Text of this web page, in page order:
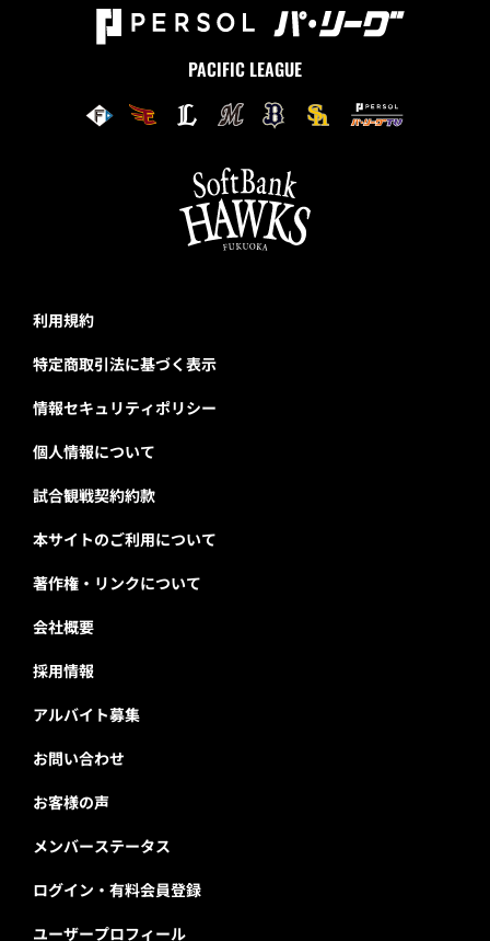
PACIFIC LEAGUE
利用規約
特定商取引法に基づく表示
情報セキュリティポリシー
個人情報について
試合観戦契約約款
本サイトのご利用について
著作権・リンクについて
会社概要
採用情報
アルバイト募集
お問い合わせ
お客様の声
メンバーステータス
ログイン・有料会員登録
ユーザープロフィール